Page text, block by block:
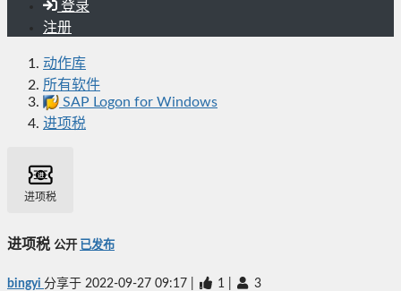
登录
注册
动作库
所有软件
SAP Logon for Windows
进项税
进项税
进项税 公开 已发布
bingyi 分享于 2022-09-27 09:17 1 3